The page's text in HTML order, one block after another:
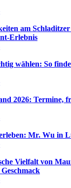
am Schladitzer
Erlebnis
wählen: So
2026: Termine,
Mr. Wu in
Vielfalt von